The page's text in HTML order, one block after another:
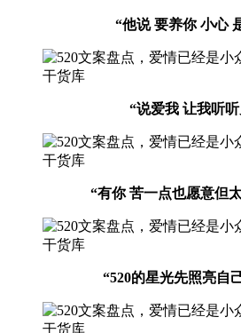
“他说 要养你 小心
“说爱我 让我听
“有你 苦一点也愿意但
“520的星光先照亮自